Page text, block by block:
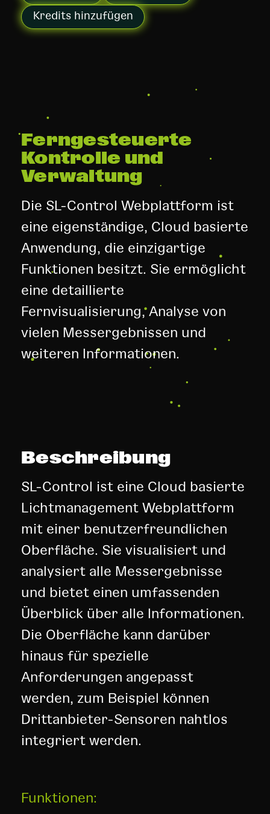
Kredits hinzufügen
Ferngesteuerte
Kontrolle und
Verwaltung
Die SL-Control Webplattform ist
eine eigenständige, Cloud basierte
Anwendung, die einzigartige
Funktionen besitzt. Sie ermöglicht
eine detaillierte
Fernvisualisierung, Analyse von
vielen Messergebnissen und
weiteren Informationen.
Beschreibung
SL-Control ist eine Cloud basierte
Lichtmanagement Webplattform
mit einer benutzerfreundlichen
Oberfläche. Sie visualisiert und
analysiert alle Messergebnisse
und bietet einen umfassenden
Überblick über alle Informationen.
Die Oberfläche kann darüber
hinaus für spezielle
Anforderungen angepasst
werden, zum Beispiel können
Drittanbieter-Sensoren nahtlos
integriert werden.
Funktionen: